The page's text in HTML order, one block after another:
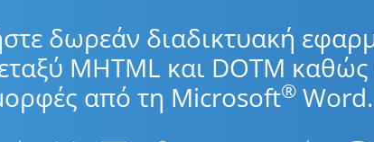
δωρεάν διαδικτυακή
MHTML και DOTM καθώς
από τη Microsoft® Word.